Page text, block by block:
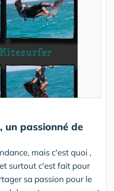
un passionné de
mais c'est quoi ,
surtout c'est fait pour
sa passion pour le